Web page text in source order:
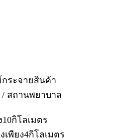
ระจายสินค้า
สถานพยาบาล
กิโลเมตร
พียง4กิโลเมตร